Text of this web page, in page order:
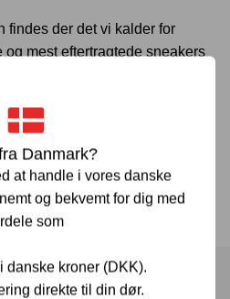
Danmark?
at handle i vores danske
og bekvemt for dig med
som
danske kroner (DKK).
direkte til din dør.
findes der det vi kalder for
og mest eftertragtede sneakers
på fødderne af de helt store